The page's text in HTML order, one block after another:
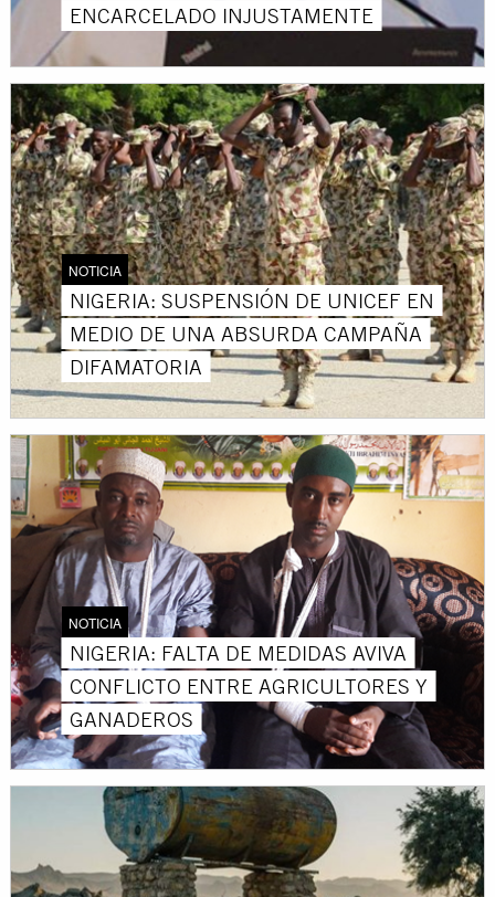
ENCARCELADO INJUSTAMENTE
NOTICIA
NIGERIA: SUSPENSIÓN DE UNICEF EN
MEDIO DE UNA ABSURDA CAMPAÑA
DIFAMATORIA
NOTICIA
NIGERIA: FALTA DE MEDIDAS AVIVA
CONFLICTO ENTRE AGRICULTORES Y
GANADEROS